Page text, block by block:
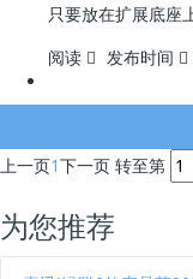
只要放在扩展底座
阅读
发布时间
上一页1下一页 转至第
为您推荐